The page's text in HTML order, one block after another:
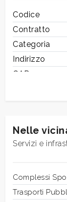
Codice
Contratto
Categoria
Indirizzo
CAP
Locali
Stato
Posizione
Nelle
Servizi e
Complessi
Trasporti
Totale
mq
minimi
1